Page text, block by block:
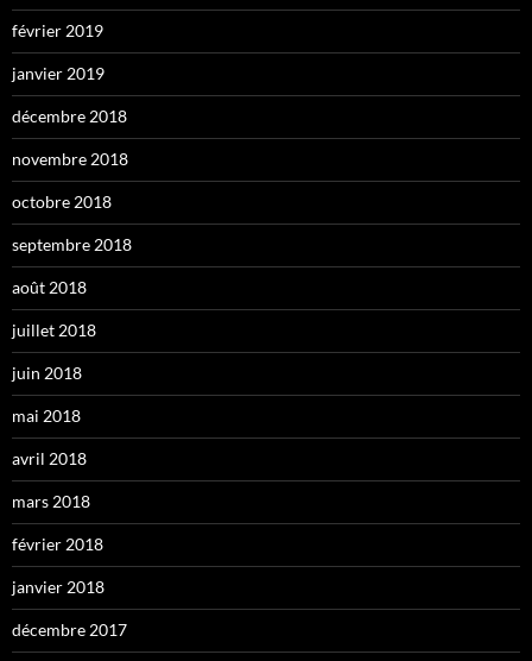
février 2019
janvier 2019
décembre 2018
novembre 2018
octobre 2018
septembre 2018
août 2018
juillet 2018
juin 2018
mai 2018
avril 2018
mars 2018
février 2018
janvier 2018
décembre 2017